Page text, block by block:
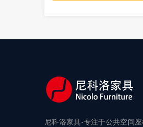
尼科洛家具-专注于公共空间